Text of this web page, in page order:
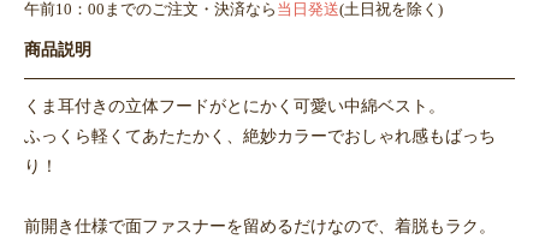
午前10：00までのご注文・決済なら 当日発送(土日祝を除く)
商品説明
くま耳付きの立体フードがとにかく可愛い中綿ベスト。
ふっくら軽くてあたたかく、絶妙カラーでおしゃれ感もばっち
り！
前開き仕様で面ファスナーを留めるだけなので、着脱もラク。